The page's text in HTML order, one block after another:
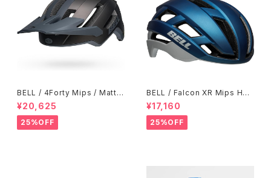
BELL / 4Forty Mips / Matte
Titanium-Charcoal
¥20,625
25%OFF
BELL / Falcon XR Mips Hel
met / Blue-Gray
¥17,160
25%OFF